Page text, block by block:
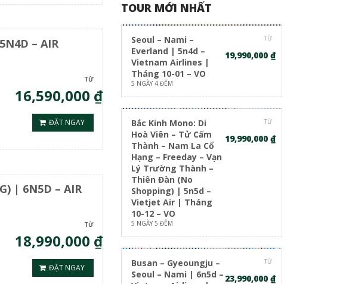
– AIR
TỪ
16,590,000 ₫
ĐẶT NGAY
| 6N5D – AIR
TỪ
18,990,000 ₫
ĐẶT NGAY
TOUR MỚI NHẤT
Seoul – Nami –
Everland | 5n4d –
Vietnam Airlines |
Tháng 10-01 – VO
5 NGÀY 4 ĐÊM
TỪ
19,990,000 ₫
Bắc Kinh Mono: Di
Hoà Viên – Tử Cấm
Thành – Nam La Cổ
Hạng – Freeday – Vạn
Lý Trường Thành –
Thiên Đàn (No
Shopping) | 5n5d –
Vietjet Air | Tháng
10-12 – VO
5 NGÀY 5 ĐÊM
TỪ
19,990,000 ₫
Busan – Gyeoungju –
Seoul – Nami | 6n5d –
TỪ
23,990,000 ₫